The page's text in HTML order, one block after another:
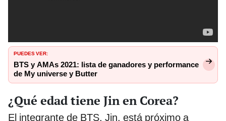
PUEDES VER:
BTS y AMAs 2021: lista de ganadores y performance
de My universe y Butter
¿Qué edad tiene Jin en Corea?
El integrante de BTS, Jin, está próximo a